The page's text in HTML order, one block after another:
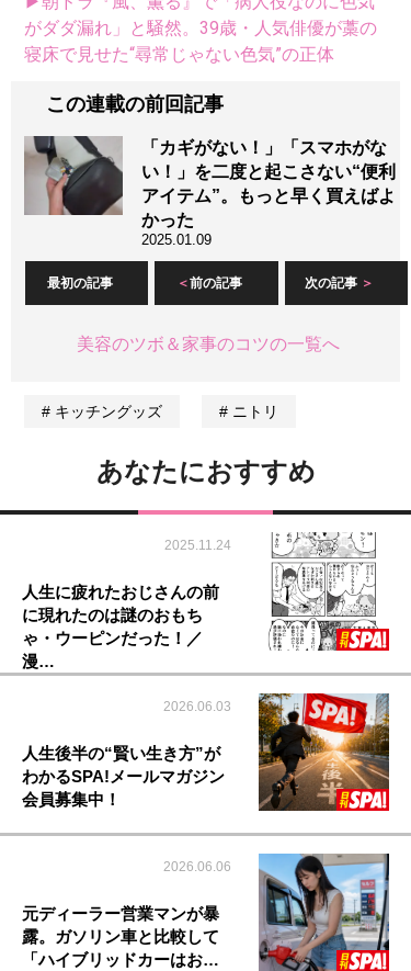
がダダ漏れ」と騒然。39歳・人気俳優が藁の
寝床で見せた“尋常じゃない色気”の正体
この連載の前回記事
「カギがない！」「スマホがな
い！」を二度と起こさない“便利
アイテム”。もっと早く買えばよ
かった
2025.01.09
最初の記事 前の記事 次の記事
美容のツボ＆家事のコツの一覧へ
キッチングッズ ニトリ
あなたにおすすめ
2025.11.24
人生に疲れたおじさんの前
に現れたのは謎のおもち
ゃ・ウーピンだった！／
漫…
2026.06.03
人生後半の“賢い生き方”が
わかるSPA!メールマガジン
会員募集中！
2026.06.06
元ディーラー営業マンが暴
露。ガソリン車と比較して
「ハイブリッドカーはお…